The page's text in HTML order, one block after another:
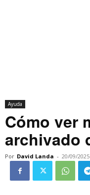
Ayuda
Cómo ver
archivado
Por David Landa - 20/09/2025